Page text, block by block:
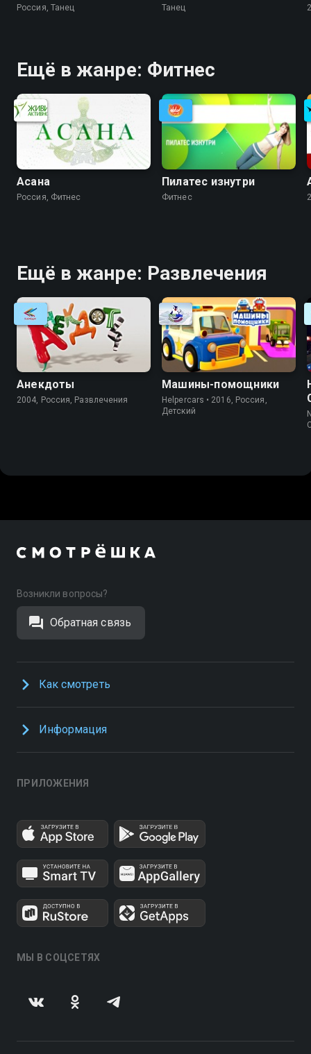
Россия, Танец Танец
Ещё в жанре: Фитнес
Асана
Россия, Фитнес
Пилатес изнутри
Фитнес
Ещё в жанре: Развлечения
Анекдоты
2004, Россия, Развлечения
Машины-помощники
Helpercars • 2016, Россия,
Детский
Возникли вопросы?
Обратная связь
Как смотреть
Информация
ПРИЛОЖЕНИЯ
МЫ В СОЦСЕТЯХ